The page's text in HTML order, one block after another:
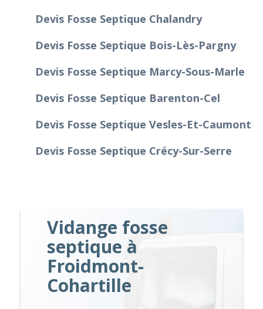
Devis Fosse Septique Chalandry
Devis Fosse Septique Bois-Lès-Pargny
Devis Fosse Septique Marcy-Sous-Marle
Devis Fosse Septique Barenton-Cel
Devis Fosse Septique Vesles-Et-Caumont
Devis Fosse Septique Crécy-Sur-Serre
Vidange fosse
septique à
Froidmont-
Cohartille